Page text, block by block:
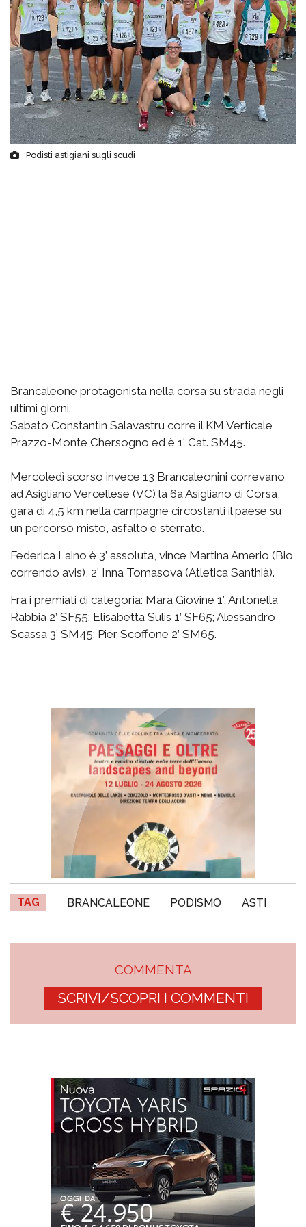
Podisti astigiani sugli scudi
Brancaleone protagonista nella corsa su strada negli
ultimi giorni.
Sabato Constantin Salavastru corre il KM Verticale
Prazzo-Monte Chersogno ed è 1’ Cat. SM45.
Mercoledì scorso invece 13 Brancaleonini correvano
ad Asigliano Vercellese (VC) la 6a Asigliano di Corsa,
gara di 4,5 km nella campagne circostanti il paese su
un percorso misto, asfalto e sterrato.
Federica Laino è 3’ assoluta, vince Martina Amerio (Bio
correndo avis), 2’ Inna Tomasova (Atletica Santhià).
Fra i premiati di categoria: Mara Giovine 1’, Antonella
Rabbia 2’ SF55; Elisabetta Sulis 1’ SF65; Alessandro
Scassa 3’ SM45; Pier Scoffone 2’ SM65.
TAG BRANCALEONE PODISMO ASTI
COMMENTA
SCRIVI/SCOPRI I COMMENTI